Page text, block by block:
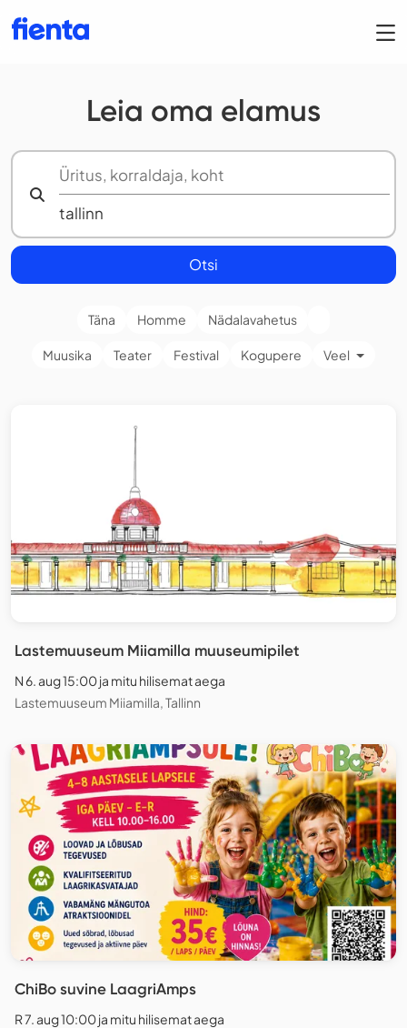
Leia oma elamus
Otsi
Täna Homme Nädalavahetus
Muusika Teater Festival Kogupere Veel
Lastemuuseum Miiamilla muuseumipilet
N 6. aug 15:00 ja mitu hilisemat aega
Lastemuuseum Miiamilla, Tallinn
ChiBo suvine LaagriAmps
R 7. aug 10:00 ja mitu hilisemat aega